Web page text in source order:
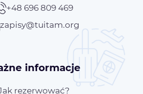
+48 696 809 469
zapisy@tuitam.org
informacje
rezerwować?